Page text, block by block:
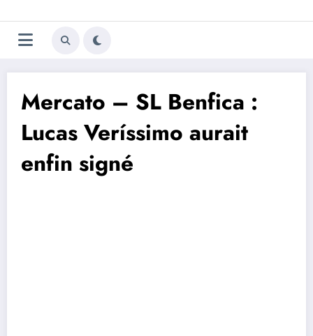
au
contenu
Trivela
L'actualité du football
Mercato – SL Benfica :
Lucas Veríssimo aurait
enfin signé